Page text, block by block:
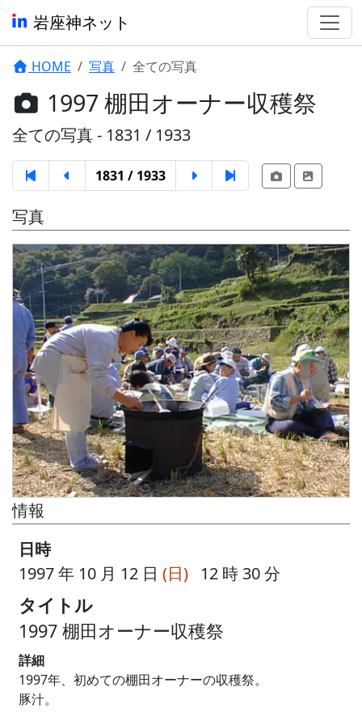
岩座神ネット
HOME 写真 全ての写真
1997 棚田オーナー収穫祭
全ての写真 - 1831 / 1933
1831 / 1933
写真
情報
日時
1997 年 10 月 12 日 (日) 12 時 30 分
タイトル
1997 棚田オーナー収穫祭
詳細
1997年、初めての棚田オーナーの収穫祭。
豚汁。